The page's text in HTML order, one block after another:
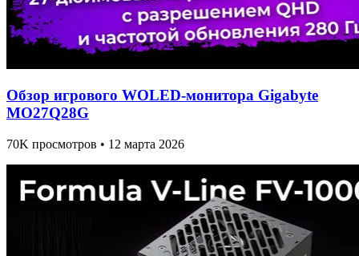
Обзор игрового WOLED-монитора Gigabyte
MO27Q28G
70K просмотров • 12 марта 2026